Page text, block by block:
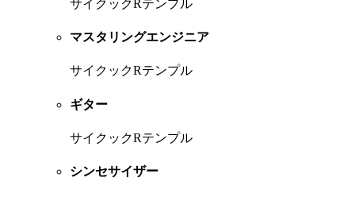
サイクックRテンプル
マスタリングエンジニア
サイクックRテンプル
ギター
サイクックRテンプル
シンセサイザー